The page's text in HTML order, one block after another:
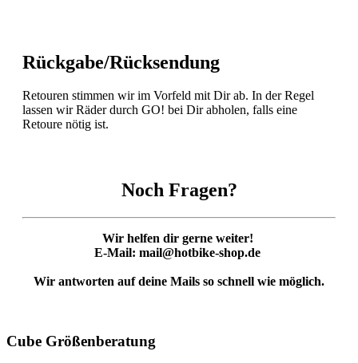
Rückgabe/Rücksendung
Retouren stimmen wir im Vorfeld mit Dir ab. In der Regel
lassen wir Räder durch GO! bei Dir abholen, falls eine
Retoure nötig ist.
Noch Fragen?
Wir helfen dir gerne weiter!
E-Mail: mail@hotbike-shop.de
Wir antworten auf deine Mails so schnell wie möglich.
Cube Größenberatung